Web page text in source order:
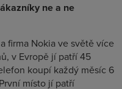
ne a ne
firma Nokia ve světě více
v Evropě jí patří 45
koupí každý měsíc 6
místo jí patří